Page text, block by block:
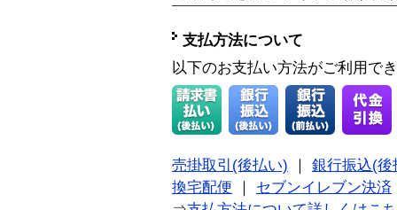
支払方法について
以下のお支払い方法がご利用で
売掛取引(後払い)
銀行振込(後
換宅配便
セブンイレブン決済